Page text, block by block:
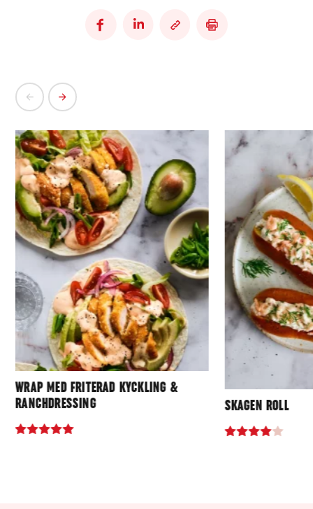
WRAP MED FRITERAD KYCKLING &
RANCHDRESSING
SKAGEN ROLL